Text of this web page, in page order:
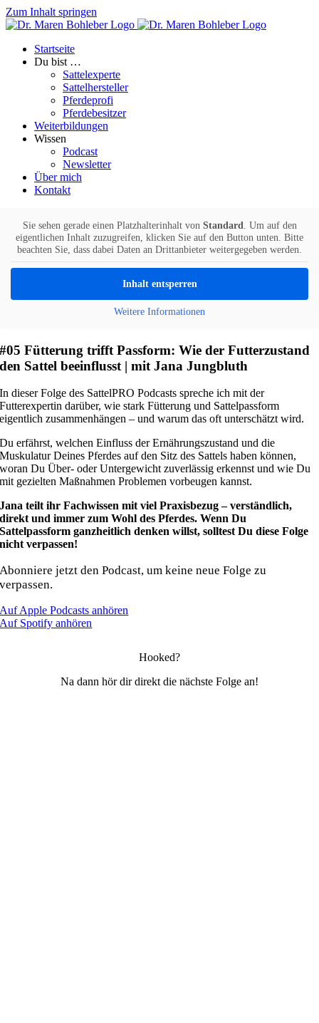
Zum Inhalt springen
Startseite
Du bist …
Sattelexperte
Sattelhersteller
Pferdeprofi
Pferdebesitzer
Weiterbildungen
Wissen
Podcast
Newsletter
Über mich
Kontakt
Sie sehen gerade einen Platzhalterinhalt von Standard. Um auf den
eigentlichen Inhalt zuzugreifen, klicken Sie auf den Button unten. Bitte
beachten Sie, dass dabei Daten an Drittanbieter weitergegeben werden.
Inhalt entsperren
Weitere Informationen
#05 Fütterung trifft Passform: Wie der Futterzustand
den Sattel beeinflusst | mit Jana Jungbluth
In dieser Folge des SattelPRO Podcasts spreche ich mit der
Futterexpertin darüber, wie stark Fütterung und Sattelpassform
eigentlich zusammenhängen – und warum das oft unterschätzt wird.
Du erfährst, welchen Einfluss der Ernährungszustand und die
Muskulatur Deines Pferdes auf den Sitz des Sattels haben können,
woran Du Über- oder Untergewicht zuverlässig erkennst und wie Du
mit gezielten Maßnahmen Problemen vorbeugen kannst.
Jana teilt ihr Fachwissen mit viel Praxisbezug – verständlich,
direkt und immer zum Wohl des Pferdes. Wenn Du
Sattelpassform ganzheitlich denken willst, solltest Du diese Folge
nicht verpassen!
Abonniere jetzt den Podcast, um keine neue Folge zu
verpassen.
Auf Apple Podcasts anhören
Auf Spotify anhören
Hooked?
Na dann hör dir direkt die nächste Folge an!